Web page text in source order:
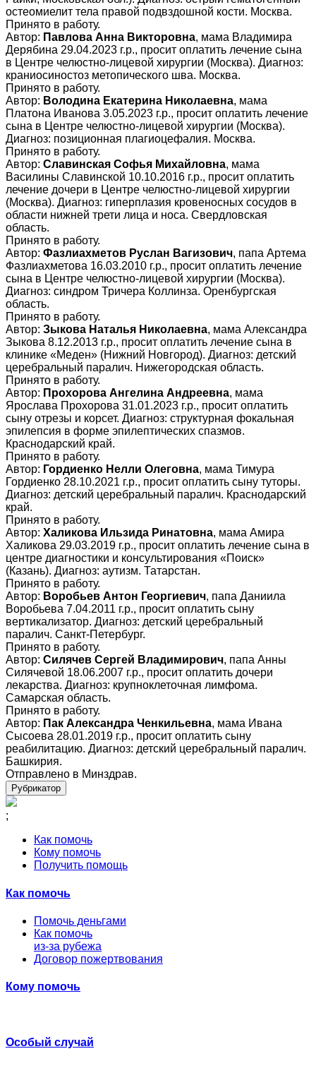
остеомиелит тела правой подвздошной кости. Москва.
Принято в работу.
Автор: Павлова Анна Викторовна, мама Владимира
Дерябина 29.04.2023 г.р., просит оплатить лечение сына
в Центре челюстно-лицевой хирургии (Москва). Диагноз:
краниосиностоз метопического шва. Москва.
Принято в работу.
Автор: Володина Екатерина Николаевна, мама
Платона Иванова 3.05.2023 г.р., просит оплатить лечение
сына в Центре челюстно-лицевой хирургии (Москва).
Диагноз: позиционная плагиоцефалия. Москва.
Принято в работу.
Автор: Славинская Софья Михайловна, мама
Василины Славинской 10.10.2016 г.р., просит оплатить
лечение дочери в Центре челюстно-лицевой хирургии
(Москва). Диагноз: гиперплазия кровеносных сосудов в
области нижней трети лица и носа. Свердловская
область.
Принято в работу.
Автор: Фазлиахметов Руслан Вагизович, папа Артема
Фазлиахметова 16.03.2010 г.р., просит оплатить лечение
сына в Центре челюстно-лицевой хирургии (Москва).
Диагноз: синдром Тричера Коллинза. Оренбургская
область.
Принято в работу.
Автор: Зыкова Наталья Николаевна, мама Александра
Зыкова 8.12.2013 г.р., просит оплатить лечение сына в
клинике «Меден» (Нижний Новгород). Диагноз: детский
церебральный паралич. Нижегородская область.
Принято в работу.
Автор: Прохорова Ангелина Андреевна, мама
Ярослава Прохорова 31.01.2023 г.р., просит оплатить
сыну отрезы и корсет. Диагноз: структурная фокальная
эпилепсия в форме эпилептических спазмов.
Краснодарский край.
Принято в работу.
Автор: Гордиенко Нелли Олеговна, мама Тимура
Гордиенко 28.10.2021 г.р., просит оплатить сыну туторы.
Диагноз: детский церебральный паралич. Краснодарский
край.
Принято в работу.
Автор: Халикова Ильзида Ринатовна, мама Амира
Халикова 29.03.2019 г.р., просит оплатить лечение сына в
центре диагностики и консультирования «Поиск»
(Казань). Диагноз: аутизм. Татарстан.
Принято в работу.
Автор: Воробьев Антон Георгиевич, папа Даниила
Воробьева 7.04.2011 г.р., просит оплатить сыну
вертикализатор. Диагноз: детский церебральный
паралич. Санкт-Петербург.
Принято в работу.
Автор: Силячев Сергей Владимирович, папа Анны
Силячевой 18.06.2007 г.р., просит оплатить дочери
лекарства. Диагноз: крупноклеточная лимфома.
Самарская область.
Принято в работу.
Автор: Пак Александра Ченкильевна, мама Ивана
Сысоева 28.01.2019 г.р., просит оплатить сыну
реабилитацию. Диагноз: детский церебральный паралич.
Башкирия.
Отправлено в Минздрав.
Рубрикатор
;
Как помочь
Кому помочь
Получить помощь
Как помочь
Помочь деньгами
Как помочь
из-за рубежа
Договор пожертвования
Кому помочь
Особый случай